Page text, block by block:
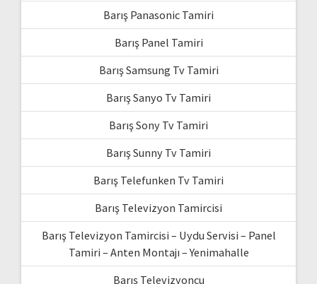
Barış Panasonic Tamiri
Barış Panel Tamiri
Barış Samsung Tv Tamiri
Barış Sanyo Tv Tamiri
Barış Sony Tv Tamiri
Barış Sunny Tv Tamiri
Barış Telefunken Tv Tamiri
Barış Televizyon Tamircisi
Barış Televizyon Tamircisi – Uydu Servisi – Panel
Tamiri – Anten Montajı – Yenimahalle
Barış Televizyoncu